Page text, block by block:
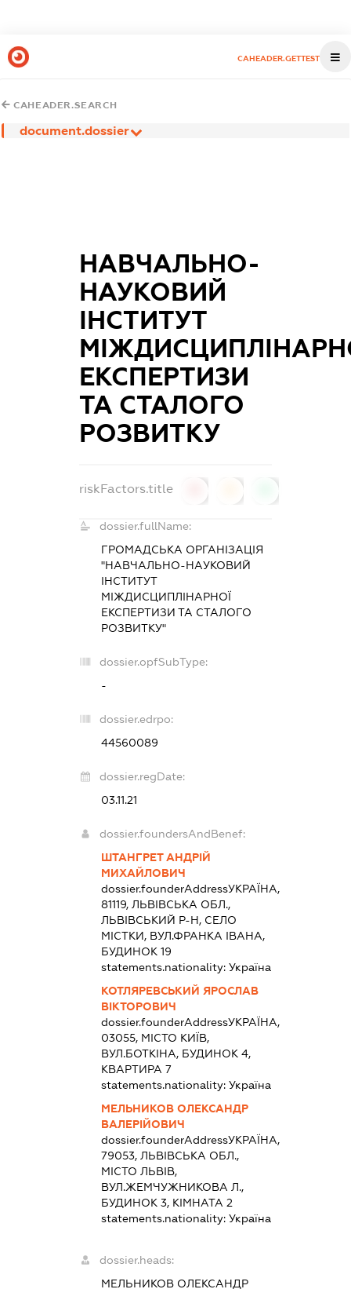
CAHEADER.GETTEST
CAHEADER.SEARCH
document.dossier
НАВЧАЛЬНО-
НАУКОВИЙ
ІНСТИТУТ
ЕКСПЕРТИЗИ
ТА СТАЛОГО
РОЗВИТКУ
riskFactors.title
dossier.fullName:
ГРОМАДСЬКА ОРГАНІЗАЦІЯ
"НАВЧАЛЬНО-НАУКОВИЙ
ІНСТИТУТ
МІЖДИСЦИПЛІНАРНОЇ
ЕКСПЕРТИЗИ ТА СТАЛОГО
РОЗВИТКУ"
dossier.opfSubType:
-
dossier.edrpo:
44560089
dossier.regDate:
03.11.21
dossier.foundersAndBenef:
ШТАНГРЕТ АНДРІЙ
МИХАЙЛОВИЧ
dossier.founderAddressУКРАЇНА,
81119, ЛЬВІВСЬКА ОБЛ.,
ЛЬВІВСЬКИЙ Р-Н, СЕЛО
МІСТКИ, ВУЛ.ФРАНКА ІВАНА,
БУДИНОК 19
statements.nationality: Україна
КОТЛЯРЕВСЬКИЙ ЯРОСЛАВ
ВІКТОРОВИЧ
dossier.founderAddressУКРАЇНА,
03055, МІСТО КИЇВ,
ВУЛ.БОТКІНА, БУДИНОК 4,
КВАРТИРА 7
statements.nationality: Україна
МЕЛЬНИКОВ ОЛЕКСАНДР
ВАЛЕРІЙОВИЧ
dossier.founderAddressУКРАЇНА,
79053, ЛЬВІВСЬКА ОБЛ.,
МІСТО ЛЬВІВ,
ВУЛ.ЖЕМЧУЖНИКОВА Л.,
БУДИНОК 3, КІМНАТА 2
statements.nationality: Україна
dossier.heads:
МЕЛЬНИКОВ ОЛЕКСАНДР